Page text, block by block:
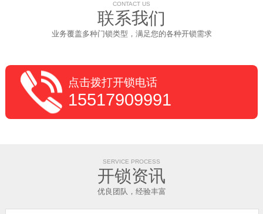
CONTACT US
联系我们
业务覆盖多种门锁类型，满足您的各种开锁需求
点击拨打开锁电话
15517909991
SERVICE PROCESS
开锁资讯
优良团队，经验丰富